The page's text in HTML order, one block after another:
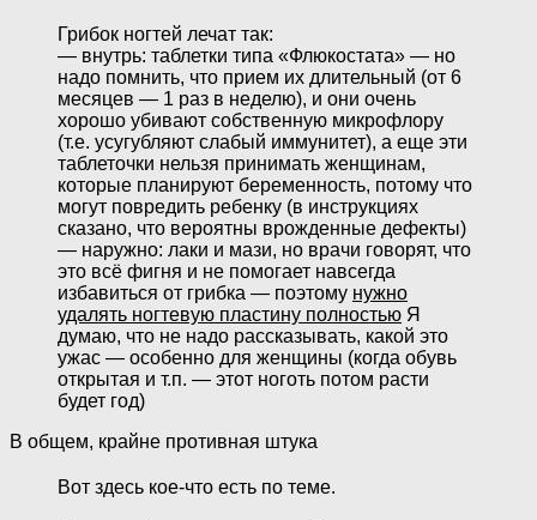
Грибок ногтей лечат так:
— внутрь: таблетки типа «Флюкостата» — но
надо помнить, что прием их длительный (от 6
месяцев — 1 раз в неделю), и они очень
хорошо убивают собственную микрофлору
(т.е. усугубляют слабый иммунитет), а еще эти
таблеточки нельзя принимать женщинам,
которые планируют беременность, потому что
могут повредить ребенку (в инструкциях
сказано, что вероятны врожденные дефекты)
— наружно: лаки и мази, но врачи говорят, что
это всё фигня и не помогает навсегда
избавиться от грибка — поэтому нужно
удалять ногтевую пластину полностью Я
думаю, что не надо рассказывать, какой это
ужас — особенно для женщины (когда обувь
открытая и т.п. — этот ноготь потом расти
будет год)
В общем, крайне противная штука
Вот здесь кое-что есть по теме.